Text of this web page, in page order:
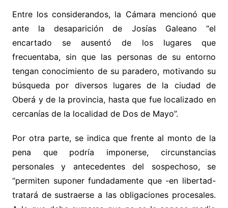
Entre los considerandos, la Cámara mencionó que
ante la desaparición de Josías Galeano “el
encartado se ausentó de los lugares que
frecuentaba, sin que las personas de su entorno
tengan conocimiento de su paradero, motivando su
búsqueda por diversos lugares de la ciudad de
Oberá y de la provincia, hasta que fue localizado en
cercanías de la localidad de Dos de Mayo”.
Por otra parte, se indica que frente al monto de la
pena que podría imponerse, circunstancias
personales y antecedentes del sospechoso, se
“permiten suponer fundadamente que -en libertad-
tratará de sustraerse a las obligaciones procesales.